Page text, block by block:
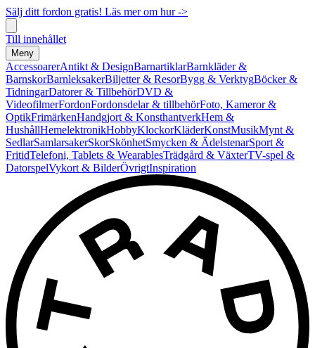
Sälj ditt fordon gratis! Läs mer om hur ->
Till innehållet
Meny
AccessoarerAntikt & DesignBarnartiklarBarnkläder &
BarnskorBarnleksakerBiljetter & ResorBygg & VerktygBöcker &
TidningarDatorer & TillbehörDVD &
VideofilmerFordonFordonsdelar & tillbehörFoto, Kameror &
OptikFrimärkenHandgjort & KonsthantverkHem &
HushållHemelektronikHobbyKlockorKläderKonstMusikMynt &
SedlarSamlarsakerSkorSkönhetSmycken & ÄdelstenarSport &
FritidTelefoni, Tablets & WearablesTrädgård & VäxterTV-spel &
DatorspelVykort & BilderÖvrigtInspiration